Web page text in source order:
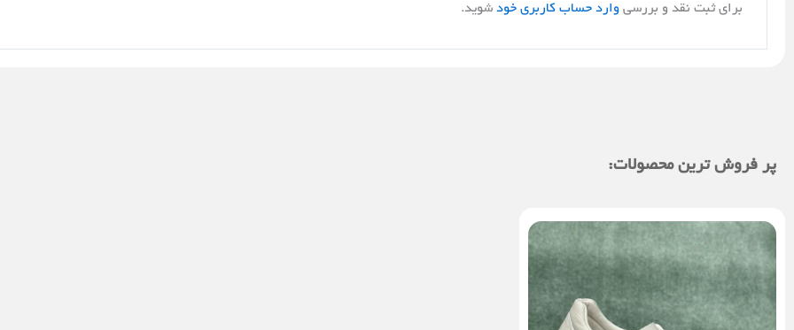
برای ثبت نقد و بررسی وارد حساب کاربری خودشوید.
پر فروش ترین محصولات: